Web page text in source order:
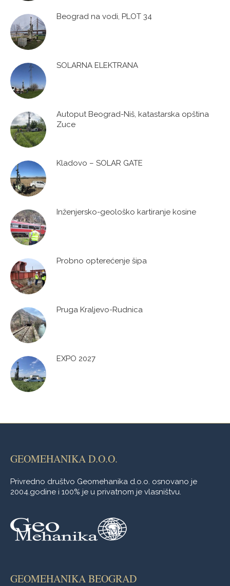
Beograd na vodi, PLOT 34
SOLARNA ELEKTRANA
Autoput Beograd-Niš, katastarska opština
Zuce
Kladovo – SOLAR GATE
Inženjersko-geološko kartiranje kosine
Probno opterećenje šipa
Pruga Kraljevo-Rudnica
EXPO 2027
GEOMEHANIKA D.O.O.
Privredno društvo Geomehanika d.o.o. osnovano je
2004.godine i 100% je u privatnom je vlasništvu.
GEOMEHANIKA BEOGRAD